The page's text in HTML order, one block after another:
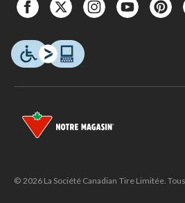
© 2026 La Société Canadian Tire Limitée.